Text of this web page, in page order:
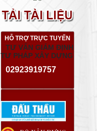
HỖ TRỢ TRỰC TUYẾN
TƯ VẤN GIÁM ĐỊNH
TƯ PHÁP XÂY DỰNG
02923919757